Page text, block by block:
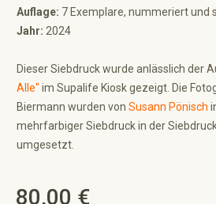
Auflage: 7 Exemplare, nummeriert und
Jahr: 2024
Dieser Siebdruck wurde anlässlich der
Alle" im Supalife Kiosk gezeigt. Die
Biermann wurden von Susann Pönisch
mehrfarbiger Siebdruck in der
umgesetzt.
Regulärer Preis:
80,00 €